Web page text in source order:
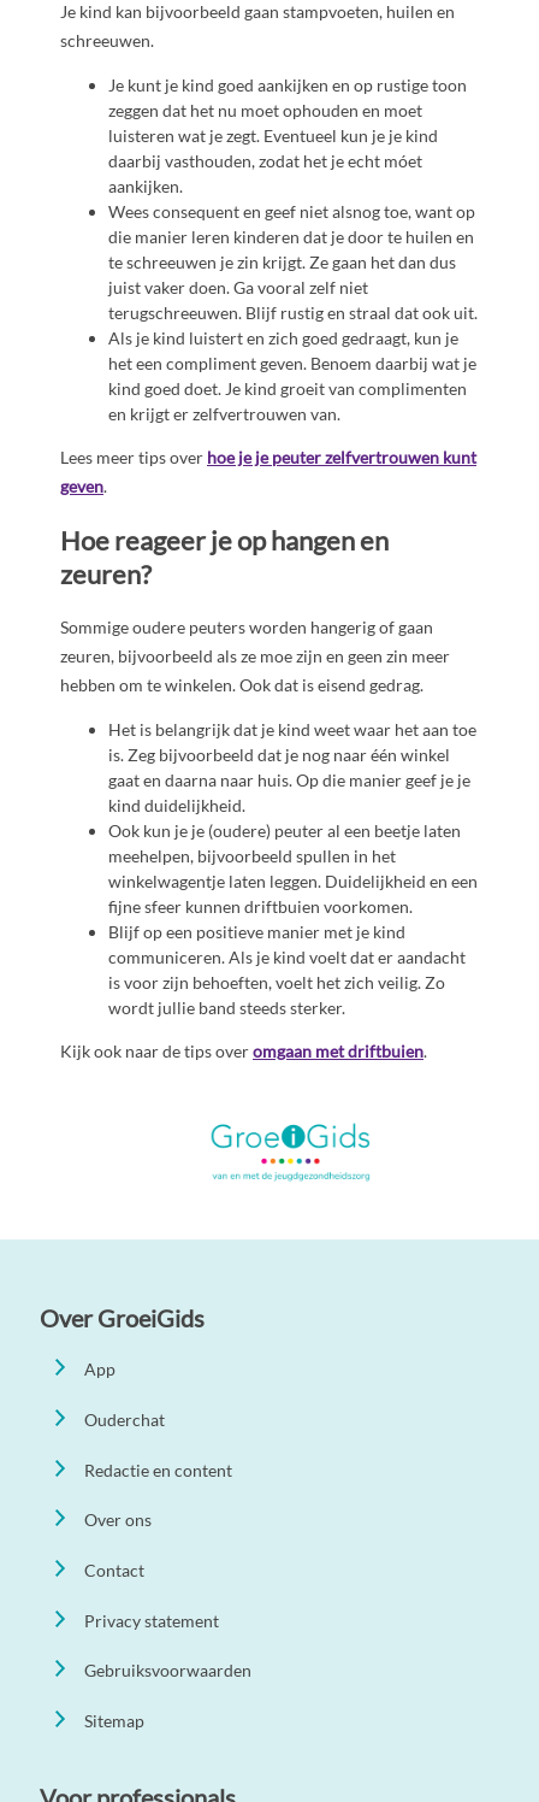
Je kind kan bijvoorbeeld gaan stampvoeten, huilen en
schreeuwen.
Je kunt je kind goed aankijken en op rustige toon
zeggen dat het nu moet ophouden en moet
luisteren wat je zegt. Eventueel kun je je kind
daarbij vasthouden, zodat het je echt móet
aankijken.
Wees consequent en geef niet alsnog toe, want op
die manier leren kinderen dat je door te huilen en
te schreeuwen je zin krijgt. Ze gaan het dan dus
juist vaker doen. Ga vooral zelf niet
terugschreeuwen. Blijf rustig en straal dat ook uit.
Als je kind luistert en zich goed gedraagt, kun je
het een compliment geven. Benoem daarbij wat je
kind goed doet. Je kind groeit van complimenten
en krijgt er zelfvertrouwen van.
Lees meer tips over hoe je je peuter zelfvertrouwen kunt
geven.
Hoe reageer je op hangen en
zeuren?
Sommige oudere peuters worden hangerig of gaan
zeuren, bijvoorbeeld als ze moe zijn en geen zin meer
hebben om te winkelen. Ook dat is eisend gedrag.
Het is belangrijk dat je kind weet waar het aan toe
is. Zeg bijvoorbeeld dat je nog naar één winkel
gaat en daarna naar huis. Op die manier geef je je
kind duidelijkheid.
Ook kun je je (oudere) peuter al een beetje laten
meehelpen, bijvoorbeeld spullen in het
winkelwagentje laten leggen. Duidelijkheid en een
fijne sfeer kunnen driftbuien voorkomen.
Blijf op een positieve manier met je kind
communiceren. Als je kind voelt dat er aandacht
is voor zijn behoeften, voelt het zich veilig. Zo
wordt jullie band steeds sterker.
Kijk ook naar de tips overomgaan met driftbuien.
Over GroeiGids
App
Ouderchat
Redactie en content
Over ons
Contact
Privacy statement
Gebruiksvoorwaarden
Sitemap